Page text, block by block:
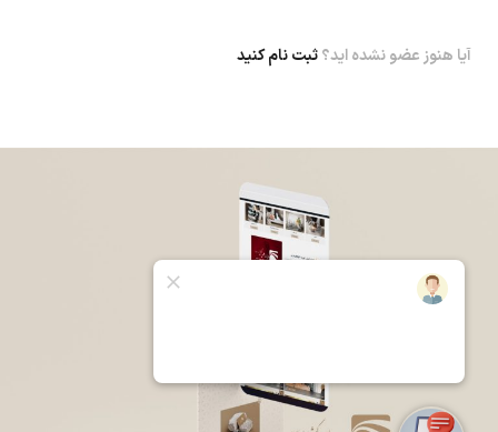
آیا هنوز عضو نشده اید؟ثبت نام کنید